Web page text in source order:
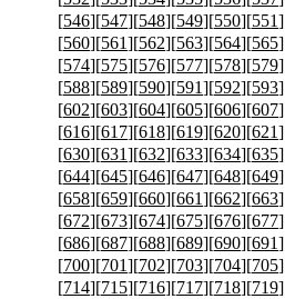
[546][547][548][549][550][551
[560][561][562][563][564][565
[574][575][576][577][578][579
[588][589][590][591][592][593
[602][603][604][605][606][607
[616][617][618][619][620][621
[630][631][632][633][634][635
[644][645][646][647][648][649
[658][659][660][661][662][663
[672][673][674][675][676][677
[686][687][688][689][690][691
[700][701][702][703][704][705
[714][715][716][717][718][719